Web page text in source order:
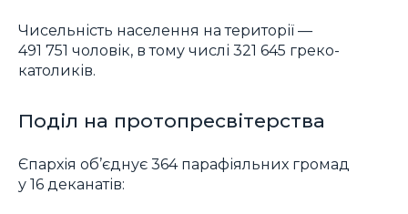
Чисельність населення на території —
491 751 чоловік, в тому числі 321 645 греко-
католиків.
Поділ на протопресвітерства
Єпархія об’єднує 364 парафіяльних громад
у 16 деканатів: